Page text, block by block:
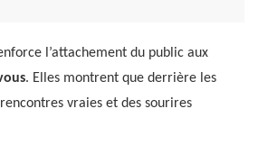
l’attachement du public aux
. Elles montrent que derrière les
vraies et des sourires